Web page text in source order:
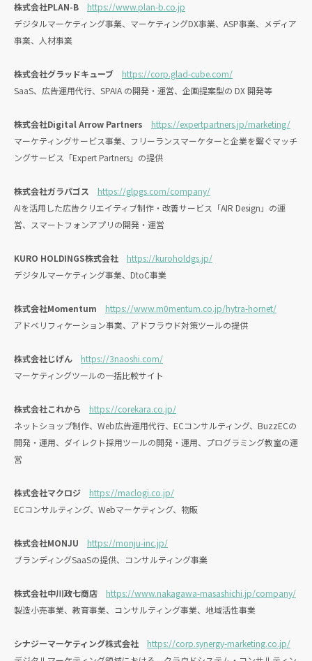
株式会社PLAN-B
https://www.plan-b.co.jp
デジタルマーケティング事業、マーケティングDX事業、ASP事業、メディア
事業、人材事業
株式会社グラッドキューブ
https://corp.glad-cube.com/
SaaS、広告運用代行、SPAIA の開発・運営、企画提案型の DX 開発等
株式会社Digital Arrow Partners
https://expertpartners.jp/marketing/
マーケティングサービス事業、フリーランスマーケターと企業を繋ぐマッチ
ングサービス「Expert Partners」の提供
株式会社ガラパゴス
https://glpgs.com/company/
AIを活用した広告クリエイティブ制作・改善サービス「AIR Design」の運
営、スマートフォンアプリの開発・運営
KURO HOLDINGS株式会社
https://kuroholdgs.jp/
デジタルマーケティング事業、DtoC事業
株式会社Momentum
https://www.m0mentum.co.jp/hytra-hornet/
アドベリフィケーション事業、アドフラウド対策ツールの提供
株式会社じげん
https://3naoshi.com/
マーケティングツールの一括比較サイト
株式会社これから
https://corekara.co.jp/
ネットショップ制作、Web広告運用代行、ECコンサルティング、BuzzECの
開発・運用、ダイレクト採用ツールの開発・運用、プログラミング教室の運
営
株式会社マクロジ
https://maclogi.co.jp/
ECコンサルティング、Webマーケティング、物販
株式会社MONJU
https://monju-inc.jp/
ブランディングSaaSの提供、コンサルティング事業
株式会社中川政七商店
https://www.nakagawa-masashichi.jp/company/
製造小売事業、教育事業、コンサルティング事業、地域活性事業
シナジーマーケティング株式会社
https://corp.synergy-marketing.co.jp/